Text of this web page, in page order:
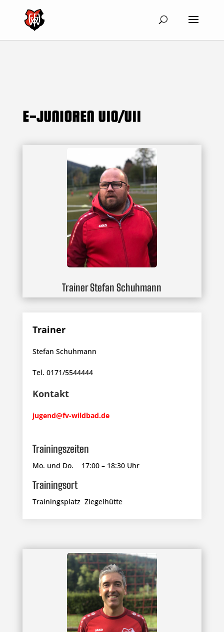
E-JUNIOREN U10/U11
Trainer Stefan Schuhmann
Trainer
Stefan Schuhmann
Tel. 0171/5544444
Kontakt
jugend@fv-wildbad.de
Trainingszeiten
Mo. und Do. 17:00 – 18:30 Uhr
Trainingsort
Trainingsplatz Ziegelhütte